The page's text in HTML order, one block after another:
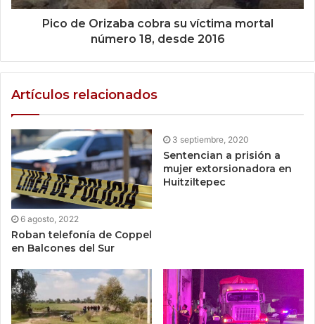
Pico de Orizaba cobra su víctima mortal
número 18, desde 2016
Artículos relacionados
6 agosto, 2022
Roban telefonía de Coppel
en Balcones del Sur
3 septiembre, 2020
Sentencian a prisión a
mujer extorsionadora en
Huitziltepec